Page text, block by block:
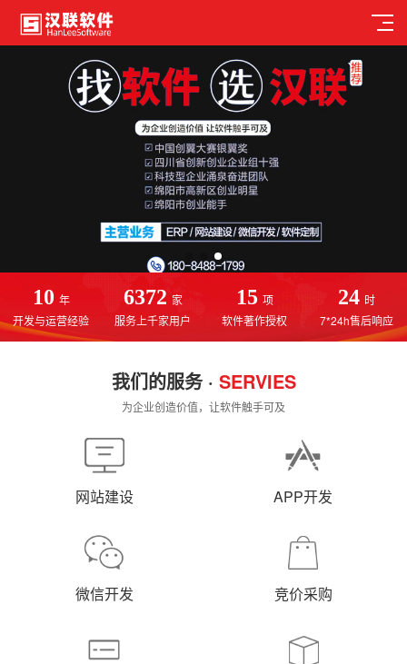
10 年
开发与运营经验
6372 家
服务上千家用户
15 项
软件著作授权
24 时
7*24h售后响应
我们的服务 · SERVIES
为企业创造价值，让软件触手可及
网站建设 APP开发
微信开发 竞价采购